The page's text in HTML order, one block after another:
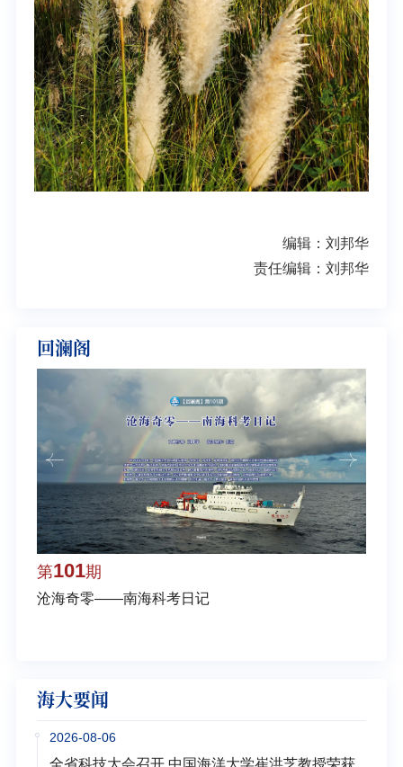
编辑：刘邦华
责任编辑：刘邦华
回澜阁
第101期
沧海奇零——南海科考日记
海大要闻
2026-08-06
全省科技大会召开 中国海洋大学崔洪芝教授荣获